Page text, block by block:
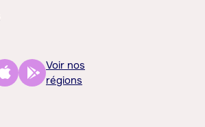
Voir nos
régions